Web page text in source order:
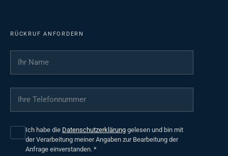
RÜCKRUF ANFORDERN
Ihr Name
Ihre Telefonnummer
Ich habe die Datenschutzerklärung gelesen und bin mit
der Verarbeitung meiner Angaben zur Bearbeitung der
Anfrage einverstanden. *